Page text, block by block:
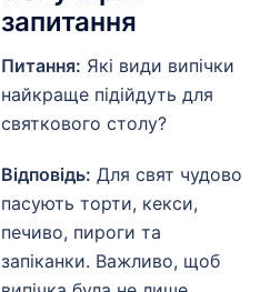
запитання
Питання: Які види випічки
найкраще підійдуть для
святкового столу?
Відповідь: Для свят чудово
пасують торти, кекси,
печиво, пироги та
запіканки. Важливо, щоб